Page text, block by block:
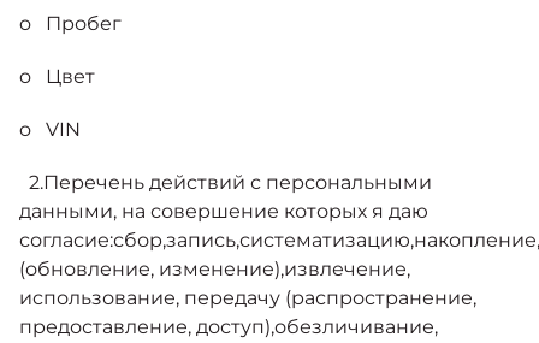
o Пробег
o Цвет
o VIN
2.Перечень действий с персональными
данными, на совершение которых я даю
(обновление, изменение),извлечение,
использование, передачу (распространение,
предоставление, доступ),обезличивание,